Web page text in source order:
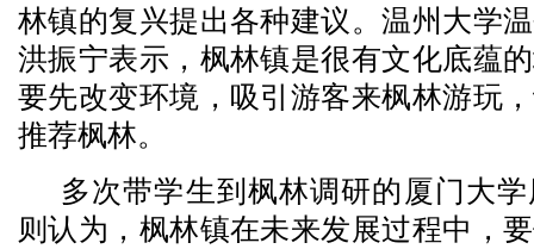
林镇的复兴提出各种建议。温州大学
洪振宁表示，枫林镇是很有文化底蕴
要先改变环境，吸引游客来枫林游玩
推荐枫林。
多次带学生到枫林调研的厦门大
则认为，枫林镇在未来发展过程中，